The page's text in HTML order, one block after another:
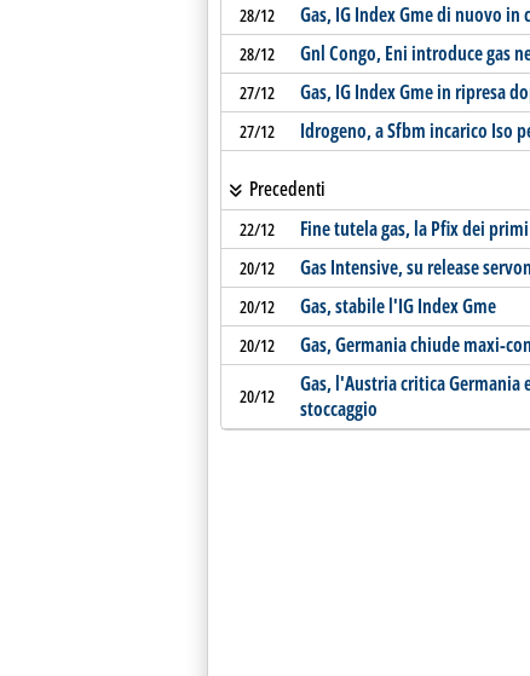
28/12 Gas, IG Index Gme di nuovo in
28/12 Gnl Congo, Eni introduce gas
27/12 Gas, IG Index Gme in ripresa
27/12 Idrogeno, a Sfbm incarico Iso
Precedenti
22/12 Fine tutela gas, la Pfix dei
20/12 Gas Intensive, su release
20/12 Gas, stabile l'IG Index Gme
20/12 Gas, Germania chiude maxi-
20/12
Gas, l'Austria critica
stoccaggio